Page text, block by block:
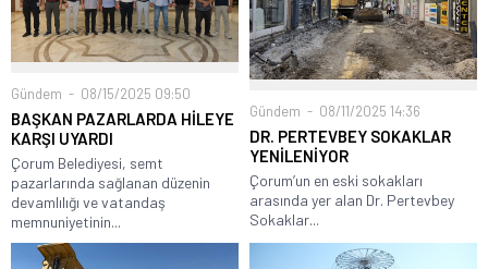
Gündem 08/15/2025 09:50
BAŞKAN PAZARLARDA HİLEYE
KARŞI UYARDI
Çorum Belediyesi, semt
pazarlarında sağlanan düzenin
devamlılığı ve vatandaş
memnuniyetinin...
Gündem 08/11/2025 14:36
DR. PERTEVBEY SOKAKLAR
YENİLENİYOR
Çorum’un en eski sokakları
arasında yer alan Dr. Pertevbey
Sokaklar...